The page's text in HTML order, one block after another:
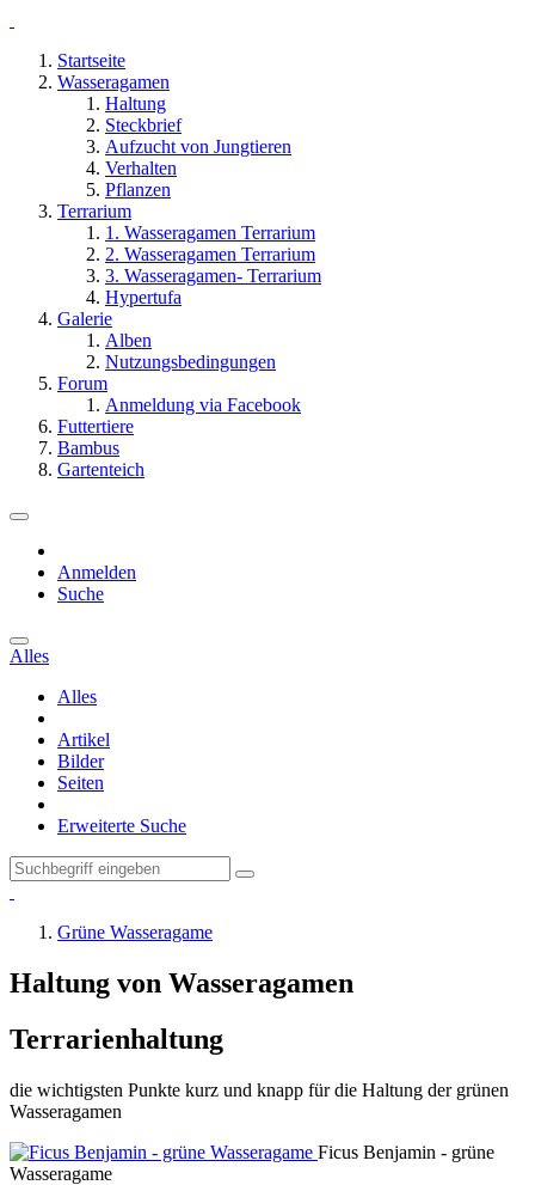
Startseite
Wasseragamen
Haltung
Steckbrief
Aufzucht von Jungtieren
Verhalten
Pflanzen
Terrarium
1. Wasseragamen Terrarium
2. Wasseragamen Terrarium
3. Wasseragamen- Terrarium
Hypertufa
Galerie
Alben
Nutzungsbedingungen
Forum
Anmeldung via Facebook
Futtertiere
Bambus
Gartenteich
Anmelden
Suche
Alles
Alles
Artikel
Bilder
Seiten
Erweiterte Suche
Grüne Wasseragame
Haltung von Wasseragamen
Terrarienhaltung
die wichtigsten Punkte kurz und knapp für die Haltung der grünen
Wasseragamen
Ficus Benjamin - grüne
Wasseragame